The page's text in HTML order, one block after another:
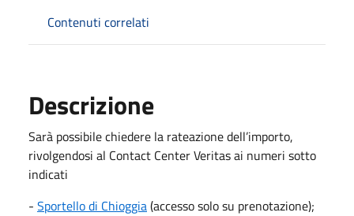
Contenuti correlati
Descrizione
Sarà possibile chiedere la rateazione dell’importo,
rivolgendosi al Contact Center Veritas ai numeri sotto
indicati
- Sportello di Chioggia(accesso solo su prenotazione);